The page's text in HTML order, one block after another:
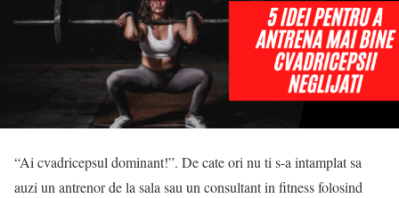
“Ai cvadricepsul dominant!”. De cate ori nu ti s-a intamplat sa
auzi un antrenor de la sala sau un consultant in fitness folosind